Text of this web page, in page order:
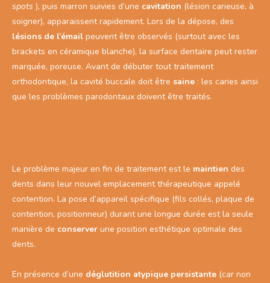
spots ), puis marron suivies d’une cavitation (lésion carieuse, à
soigner), apparaissent rapidement. Lors de la dépose, des
lésions de l’émail peuvent être observés (surtout avec les
brackets en céramique blanche), la surface dentaire peut rester
marquée, poreuse. Avant de débuter tout traitement
orthodontique, la cavité buccale doit être saine : les caries ainsi
que les problèmes parodontaux doivent être traités.
Le problème majeur en fin de traitement est le maintien des
dents dans leur nouvel emplacement thérapeutique appelé
contention. La pose d’appareil spécifique (fils collés, plaque de
contention, positionneur) durant une longue durée est la seule
manière de conserver une position esthétique optimale des
dents.
En présence d’une déglutition atypique persistante (car non